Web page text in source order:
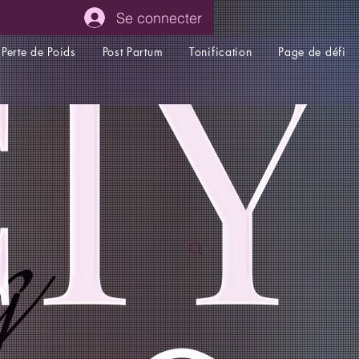
Se connecter
Perte de Poids Post Partum Tonification Page de défi